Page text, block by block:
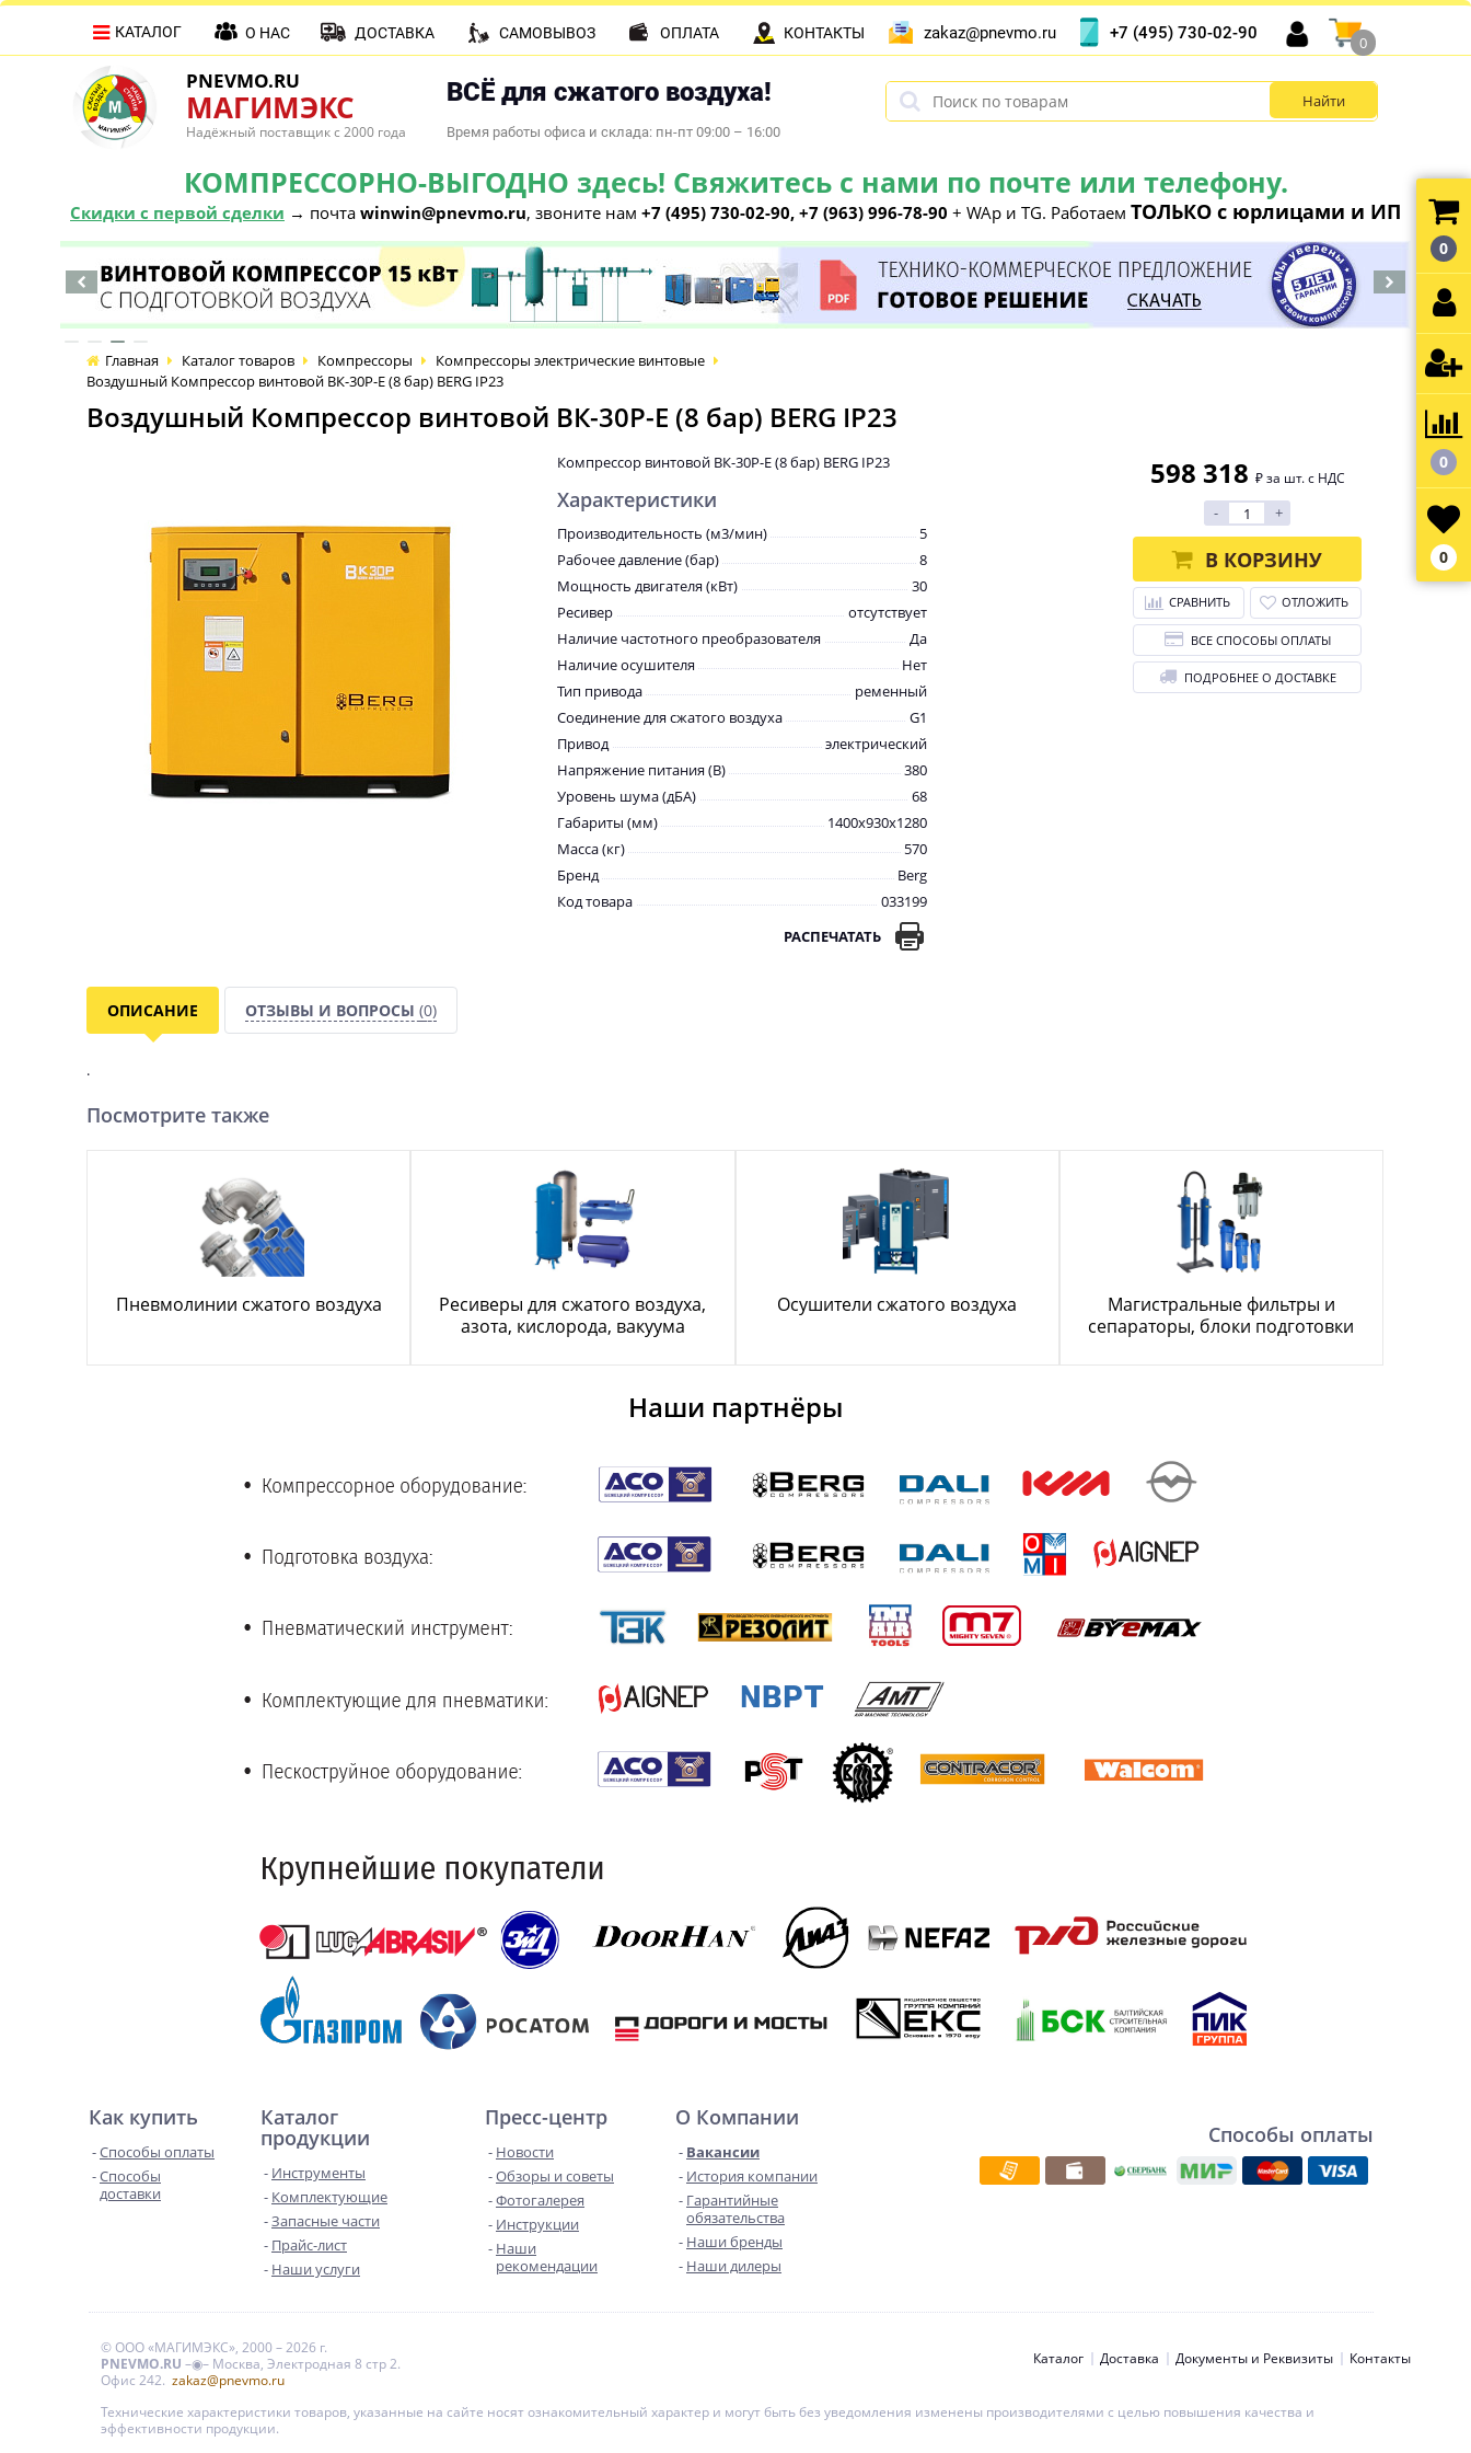
PNEVMO.RU
МАГИМЭКС
Надёжный поставщик с 2000 года
ВСЁ для сжатого воздуха!
Время работы офиса и склада: пн-пт 09:00 – 16:00
КОМПРЕССОРНО-ВЫГОДНО здесь! Свяжитесь с нами по почте или телефону.
Скидки с первой сделки → почта winwin@pnevmo.ru, звоните нам +7 (495) 730-02-90, +7 (963) 996-78-90 + WAp и TG. Работаем ТОЛЬКО с юрлицами и ИП
КАТАЛОГ О НАС ДОСТАВКА САМОВЫВОЗ ОПЛАТА КОНТАКТЫ zakaz@pnevmo.ru +7 (495) 730-02-90
0
Главная Каталог товаров Компрессоры
Компрессоры электрические винтовые
Воздушный Компрессор винтовой ВК-30Р-E (8 бар) BERG IP23
Воздушный Компрессор винтовой ВК-30Р-E (8 бар) BERG IP23
Компрессор винтовой ВК-30Р-E (8 бар) BERG IP23
Характеристики
Производительность (м3/мин)
5
Рабочее давление (бар)
8
Мощность двигателя (кВт)
30
Ресивер
отсутствует
Наличие частотного преобразователя
Да
Наличие осушителя
Нет
Тип привода
ременный
Соединение для сжатого воздуха
G1
Привод
электрический
Напряжение питания (В)
380
Уровень шума (дБА)
68
Габариты (мм)
1400x930x1280
Масса (кг)
570
Бренд
Berg
Код товара
033199
РАСПЕЧАТАТЬ
598 318 ₽ за шт. с НДС
- +
В КОРЗИНУ
СРАВНИТЬ ОТЛОЖИТЬ
ВСЕ СПОСОБЫ ОПЛАТЫ
ПОДРОБНЕЕ О ДОСТАВКЕ
ОПИСАНИЕ ОТЗЫВЫ И ВОПРОСЫ (0)
.
Посмотрите также
Пневмолинии сжатого воздуха
Ресиверы для сжатого воздуха,
азота, кислорода, вакуума
Осушители сжатого воздуха
Магистральные фильтры и
сепараторы, блоки подготовки
Наши партнёры
Как купить
Способы оплаты
Способы
доставки
Каталог
продукции
Инструменты
Комплектующие
Запасные части
Прайс-лист
Наши услуги
Пресс-центр
Новости
Обзоры и советы
Фотогалерея
Инструкции
Наши
рекомендации
О Компании
Вакансии
История компании
Гарантийные
обязательства
Наши бренды
Наши дилеры
Способы оплаты
© ООО «МАГИМЭКС», 2000 – 2026 г.
PNEVMO.RU –◉– Москва, Электродная 8 стр 2.
Офис 242. zakaz@pnevmo.ru
Каталог Доставка Документы и Реквизиты Контакты
0
0
0
Технические характеристики товаров, указанные на сайте носят ознакомительный характер и могут быть без уведомления изменены производителями с целью повышения качества и
эффективности продукции.